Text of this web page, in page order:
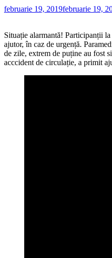
februarie 19, 2019februarie 19,
Situație alarmantă! Participanții
ajutor, în caz de urgență.
de zile, extrem de puține au fost
acccident de circulație, a primit